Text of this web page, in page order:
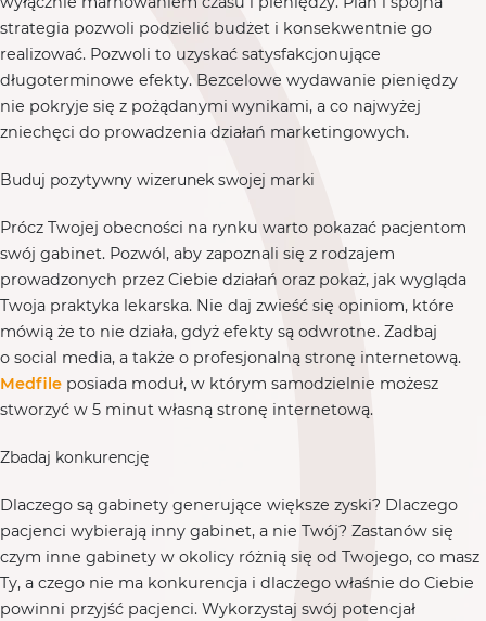
strategia pozwoli podzielić budżet i konsekwentnie go
realizować. Pozwoli to uzyskać satysfakcjonujące
długoterminowe efekty. Bezcelowe wydawanie pieniędzy
nie pokryje się z pożądanymi wynikami, a co najwyżej
zniechęci do prowadzenia działań marketingowych.
Buduj pozytywny wizerunek swojej marki
Prócz Twojej obecności na rynku warto pokazać pacjentom
swój gabinet. Pozwól, aby zapoznali się z rodzajem
prowadzonych przez Ciebie działań oraz pokaż, jak wygląda
Twoja praktyka lekarska. Nie daj zwieść się opiniom, które
mówią że to nie działa, gdyż efekty są odwrotne. Zadbaj
o social media, a także o profesjonalną stronę internetową.
Medfile posiada moduł, w którym samodzielnie możesz
stworzyć w 5 minut własną stronę internetową.
Zbadaj konkurencję
Dlaczego są gabinety generujące większe zyski? Dlaczego
pacjenci wybierają inny gabinet, a nie Twój? Zastanów się
czym inne gabinety w okolicy różnią się od Twojego, co masz
Ty, a czego nie ma konkurencja i dlaczego właśnie do Ciebie
powinni przyjść pacjenci. Wykorzystaj swój potencjał